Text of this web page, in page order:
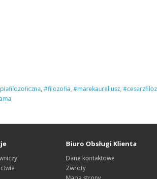
, #filozofia, #marekaureliusz,
Biuro Obsługi Klienta
Dane kontaktowe
Zwroty